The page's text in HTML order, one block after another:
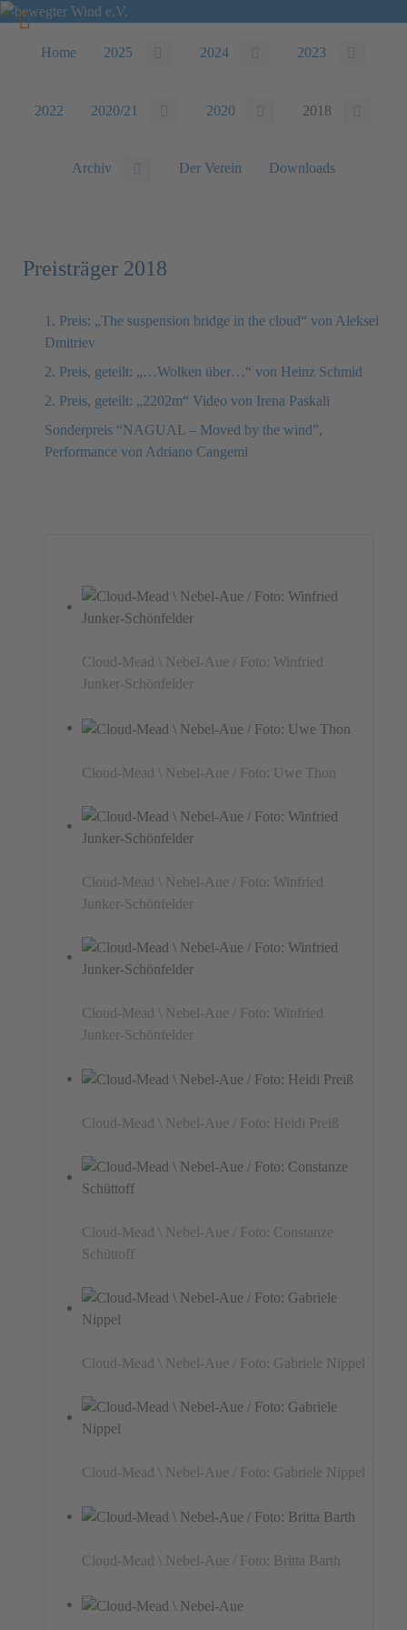
Home 2025 2024 2023
2022 2020/21 2020 2018
Archiv Der Verein Downloads
Preisträger 2018
1. Preis: „The suspension bridge in the cloud“ von Aleksei
Dmitriev
2. Preis, geteilt: „…Wolken über…“ von Heinz Schmid
2. Preis, geteilt: „2202m“ Video von Irena Paskali
Sonderpreis “NAGUAL – Moved by the wind”,
Performance von Adriano Cangemi
Cloud-Mead \ Nebel-Aue / Foto: Winfried
Junker-Schönfelder
Cloud-Mead \ Nebel-Aue / Foto: Uwe Thon
Cloud-Mead \ Nebel-Aue / Foto: Winfried
Junker-Schönfelder
Cloud-Mead \ Nebel-Aue / Foto: Winfried
Junker-Schönfelder
Cloud-Mead \ Nebel-Aue / Foto: Heidi Preiß
Cloud-Mead \ Nebel-Aue / Foto: Constanze
Schüttoff
Cloud-Mead \ Nebel-Aue / Foto: Gabriele Nippel
Cloud-Mead \ Nebel-Aue / Foto: Gabriele Nippel
Cloud-Mead \ Nebel-Aue / Foto: Britta Barth